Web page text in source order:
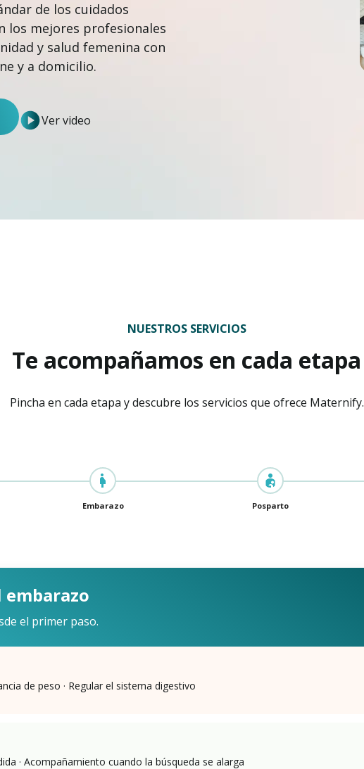
de los cuidados
los mejores profesionales
y salud femenina con
y a domicilio.
Ver video
NUESTROS SERVICIOS
Te acompañamos en cada etapa
Pincha en cada etapa y descubre los servicios que ofrece Maternify.
Embarazo Posparto
embarazo
el primer paso.
de peso · Regular el sistema digestivo
· Acompañamiento cuando la búsqueda se alarga